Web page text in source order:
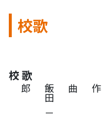
校歌
校 歌
作曲
飯
田
三
郎